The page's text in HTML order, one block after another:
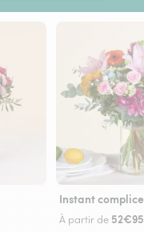
Instant complice
À partir de 52€95